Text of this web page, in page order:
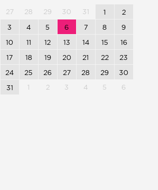
27 28 29 30 31 1
2
3
4 5 6 7 8
9
10
11 12 13 14 15
16
17
18 19 20 21 22
23
24
25 26 27 28 29
30
31
1 2 3 4 5 6